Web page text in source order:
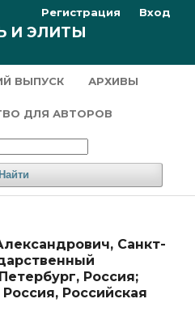
И ЭЛИТЫ
ВЫПУСК АРХИВЫ
ДЛЯ АВТОРОВ
Найти
Регистрация Вход
Санкт-
Россия;
Российская